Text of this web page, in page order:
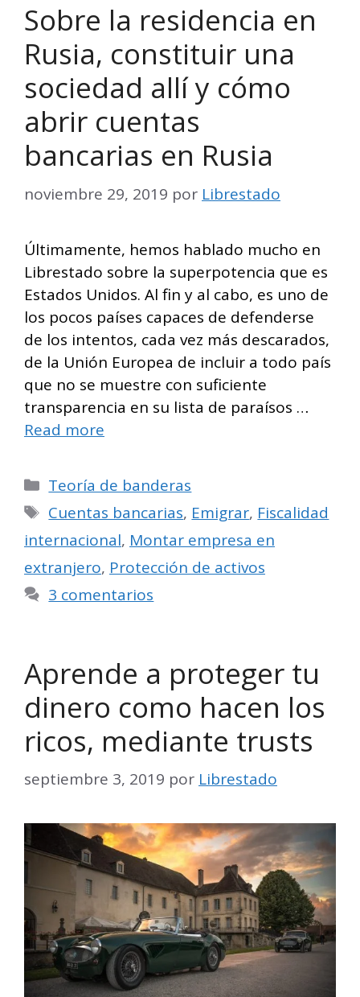
Sobre la residencia en
Rusia, constituir una
sociedad allí y cómo
abrir cuentas
bancarias en Rusia
noviembre 29, 2019 por Librestado
Últimamente, hemos hablado mucho en
Librestado sobre la superpotencia que es
Estados Unidos. Al fin y al cabo, es uno de
los pocos países capaces de defenderse
de los intentos, cada vez más descarados,
de la Unión Europea de incluir a todo país
que no se muestre con suficiente
transparencia en su lista de paraísos …
Read more
Categorías
Teoría de banderas
Etiquetas
Cuentas bancarias, Emigrar, Fiscalidad
internacional, Montar empresa en
extranjero, Protección de activos
3 comentarios
Aprende a proteger tu
dinero como hacen los
ricos, mediante trusts
septiembre 3, 2019 por Librestado